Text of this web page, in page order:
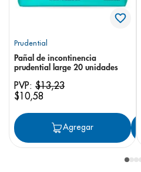
Prudential
Pañal de incontinencia
prudential large 20 unidades
PVP: $13,23
$10,58
Agregar